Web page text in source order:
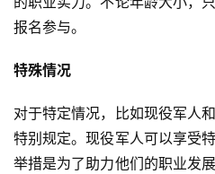
报名参与。
特殊情况
对于特定情况，比如现役军人
特别规定。现役军人可以享受
举措是为了助力他们的职业发